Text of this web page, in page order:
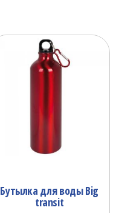
Бутылка для воды Big
transit